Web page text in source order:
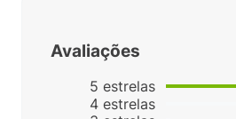
Avaliações
5 estrelas
4 estrelas